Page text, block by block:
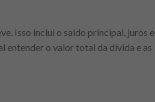
Isso inclui o saldo principal, juros e
entender o valor total da dívida e as